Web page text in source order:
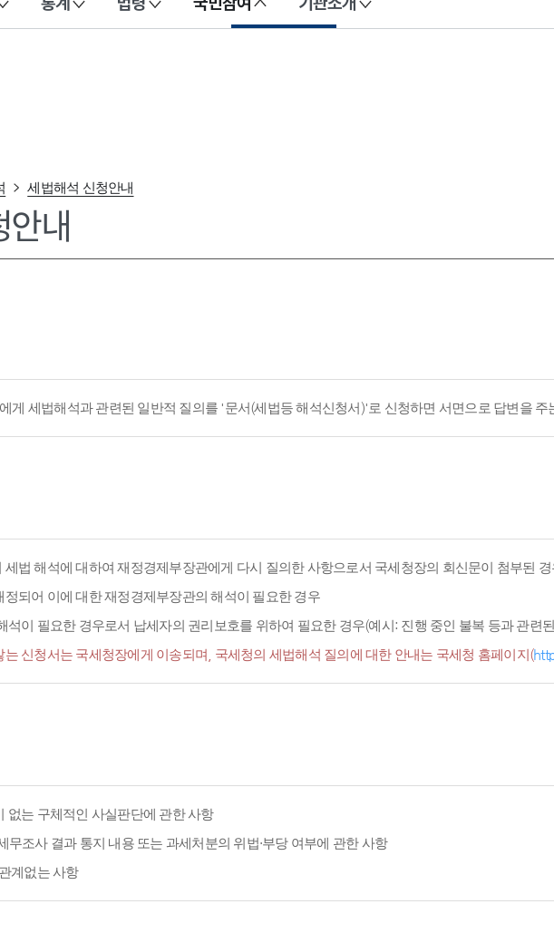
니다.
세법해석 신청안내
안내
게 세법해석과 관련된 일반적 질의를 '문서(세법등 해석신청서)'로 신청하면 서면으로 답변을 주
법 해석에 대하여 재정경제부장관에게 다시 질의한 사항으로서 국세청장의 회신문이 첨부된
되어 이에 대한 재정경제부장관의 해석이 필요한 경우
석이 필요한 경우로서 납세자의 권리보호를 위하여 필요한 경우(예시: 진행 중인 불복 등과 관련
신청서는 국세청장에게 이송되며, 국세청의 세법해석 질의에 대한 안내는 국세청 홈페이지(
없는 구체적인 사실판단에 관한 사항
무조사 결과 통지 내용 또는 과세처분의 위법·부당 여부에 관한 사항
계없는 사항